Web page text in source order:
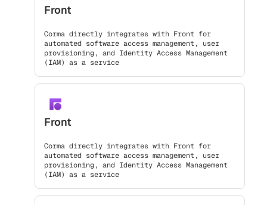
Front
Corma directly integrates with Front for
automated software access management, user
provisioning, and Identity Access Management
(IAM) as a service
Front
Corma directly integrates with Front for
automated software access management, user
provisioning, and Identity Access Management
(IAM) as a service